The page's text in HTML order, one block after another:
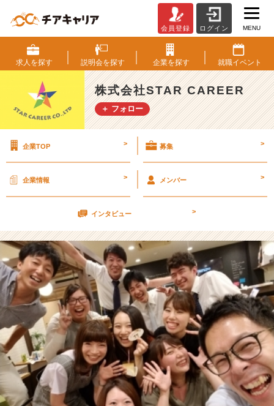
評
に
つ
き
日
程
【株
社
S
A
R
C
A
R
E
E
R
の
タ
イ
ム
ラ
会員登録 ログイン MENU
求人を探す 説明会を探す 企業を探す 就職イベント
株式会社STAR CAREER
＋ フォロー
企業TOP > 募集 >
企業情報 > メンバー >
インタビュー >